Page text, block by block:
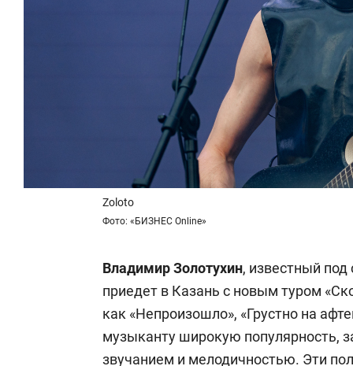
Zoloto
Фото: «БИЗНЕС Online»
Владимир Золотухин, известный
приедет в Казань с новым туром
как «Непроизошло», «Грустно на
музыканту широкую популярность,
звучанием и мелодичностью. Эти